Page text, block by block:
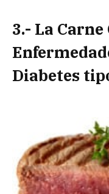
3.- La Carne
Diabetes